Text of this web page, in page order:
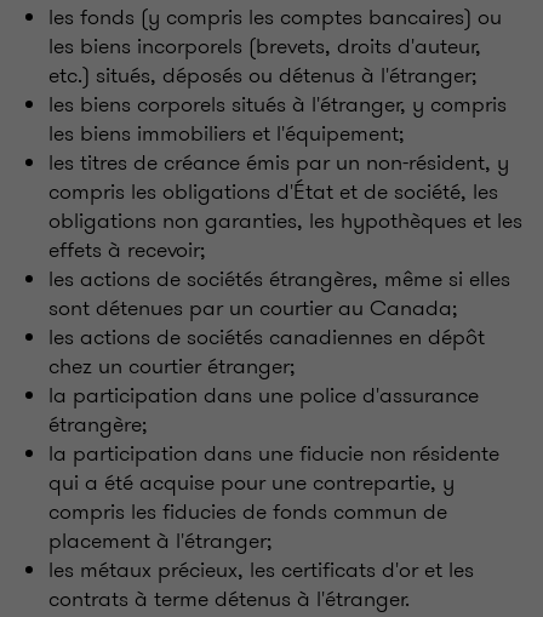
les fonds (y compris les comptes bancaires) ou
les biens incorporels (brevets, droits d'auteur,
etc.) situés, déposés ou détenus à l'étranger;
les biens corporels situés à l'étranger, y compris
les biens immobiliers et l'équipement;
les titres de créance émis par un non-résident, y
compris les obligations d'État et de société, les
obligations non garanties, les hypothèques et les
effets à recevoir;
les actions de sociétés étrangères, même si elles
sont détenues par un courtier au Canada;
les actions de sociétés canadiennes en dépôt
chez un courtier étranger;
la participation dans une police d'assurance
étrangère;
la participation dans une fiducie non résidente
qui a été acquise pour une contrepartie, y
compris les fiducies de fonds commun de
placement à l'étranger;
les métaux précieux, les certificats d'or et les
contrats à terme détenus à l'étranger.